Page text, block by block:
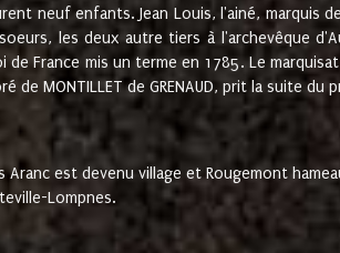
neuf enfants. Jean Louis, l'ainé, marquis
les deux autre tiers à l'archevêque
France mis un terme en 1785. Le marquisat
MONTILLET de GRENAUD, prit la suite du
est devenu village et Rougemont
Lompnes.